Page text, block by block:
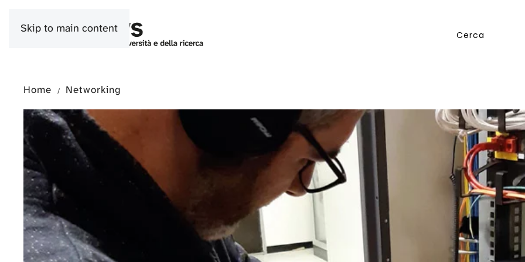
Skip to main content
Home Networking